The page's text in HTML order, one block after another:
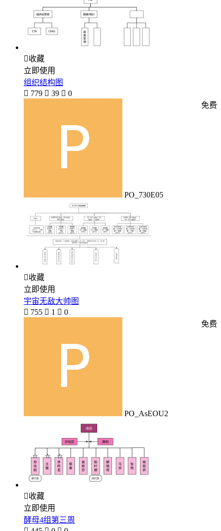
收藏
立即使用
组织结构图
 779  39  0
PO_730E05
免费
收藏
立即使用
宇宙无敌大帅图
 755  1  0
PO_AsEOU2
免费
收藏
立即使用
酵母4组第三周